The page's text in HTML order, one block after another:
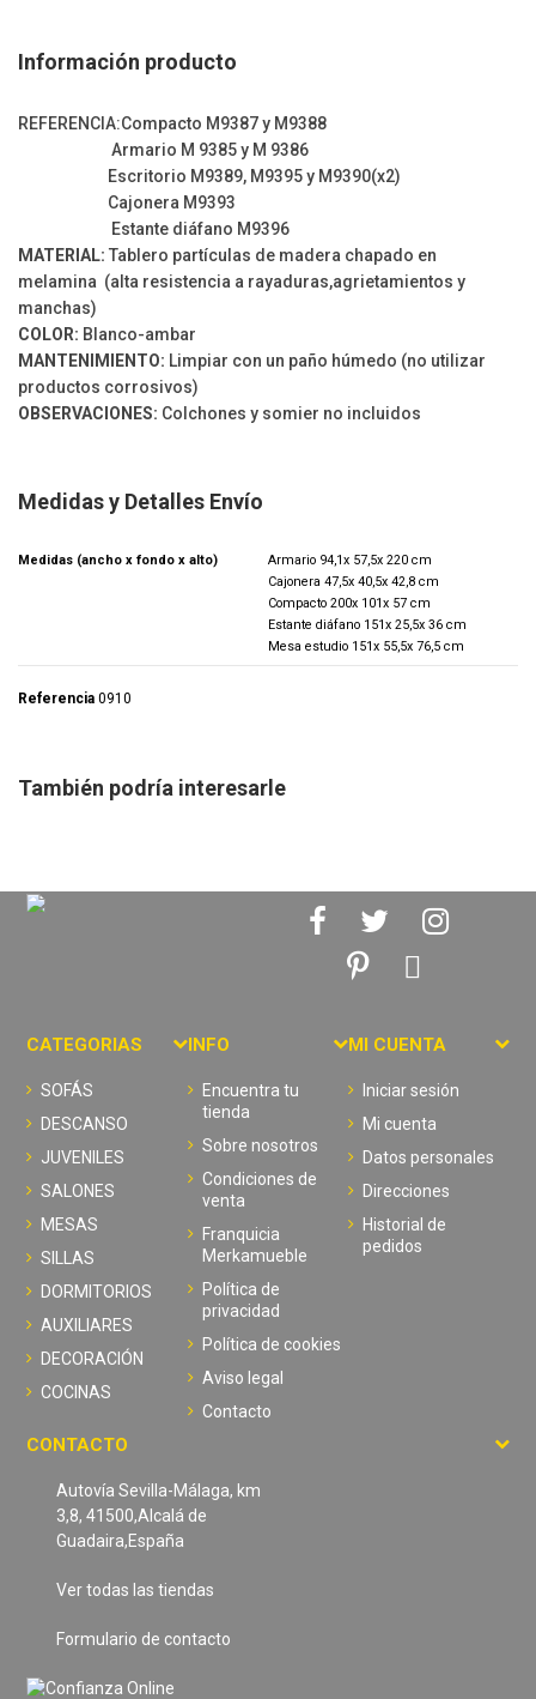
Información producto
REFERENCIA:Compacto M9387 y M9388
Armario M 9385 y M 9386
Escritorio M9389, M9395 y M9390(x2)
Cajonera M9393
Estante diáfano M9396
MATERIAL: Tablero partículas de madera chapado en
melamina (alta resistencia a rayaduras,agrietamientos y
manchas)
COLOR: Blanco-ambar
MANTENIMIENTO: Limpiar con un paño húmedo (no utilizar
productos corrosivos)
OBSERVACIONES: Colchones y somier no incluidos
Medidas y Detalles Envío
Medidas (ancho x fondo x alto)
Armario 94,1x 57,5x 220 cm
Cajonera 47,5x 40,5x 42,8 cm
Compacto 200x 101x 57 cm
Estante diáfano 151x 25,5x 36 cm
Mesa estudio 151x 55,5x 76,5 cm
Referencia 0910
También podría interesarle
CATEGORIAS
SOFÁS
DESCANSO
JUVENILES
SALONES
MESAS
SILLAS
DORMITORIOS
AUXILIARES
DECORACIÓN
COCINAS
INFO
Encuentra tu
tienda
Sobre nosotros
Condiciones de
venta
Franquicia
Merkamueble
Política de
privacidad
Política de cookies
Aviso legal
Contacto
MI CUENTA
Iniciar sesión
Mi cuenta
Datos personales
Direcciones
Historial de
pedidos
CONTACTO
Autovía Sevilla-Málaga, km
3,8, 41500,Alcalá de
Guadaira,España
Ver todas las tiendas
Formulario de contacto